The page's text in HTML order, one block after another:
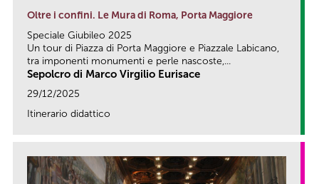
Oltre i confini. Le Mura di Roma, Porta Maggiore
Speciale Giubileo 2025
Un tour di Piazza di Porta Maggiore e Piazzale Labicano,
tra imponenti monumenti e perle nascoste,...
Sepolcro di Marco Virgilio Eurisace
29/12/2025
Itinerario didattico